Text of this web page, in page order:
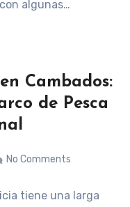
algunas…
Cambados:
de Pesca
No Comments
tiene una larga